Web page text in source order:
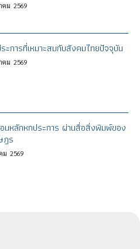
คม 2569
ะการที่เหมาะสมกับสังคมไทยปัจจุบัน
คม 2569
นหลักหกประการ ผ่านสื่อสิ่งพิมพ์ของ
ฎร
ม 2569